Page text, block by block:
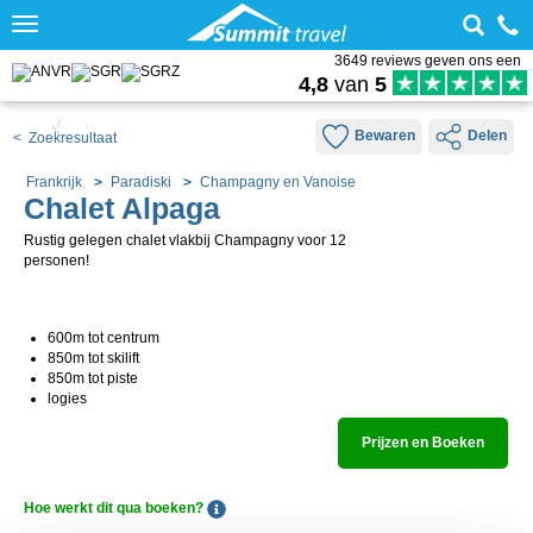
Toggle
3649 reviews geven ons een
4,8 van 5
< Zoekresultaat Bewaren Delen
Frankrijk Paradiski Champagny en Vanoise
Chalet Alpaga
Rustig gelegen chalet vlakbij Champagny voor 12
personen!
600m tot centrum
850m tot skilift
850m tot piste
logies
Prijzen en Boeken
Hoe werkt dit qua boeken?